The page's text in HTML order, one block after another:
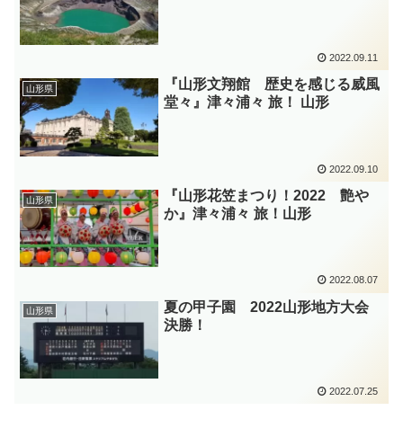
2022.09.11
山形県
『山形文翔館 歴史を感じる威風
堂々』津々浦々 旅！ 山形
2022.09.10
山形県
『山形花笠まつり！2022 艶や
か』津々浦々 旅！山形
2022.08.07
山形県
夏の甲子園 2022山形地方大会
決勝！
2022.07.25